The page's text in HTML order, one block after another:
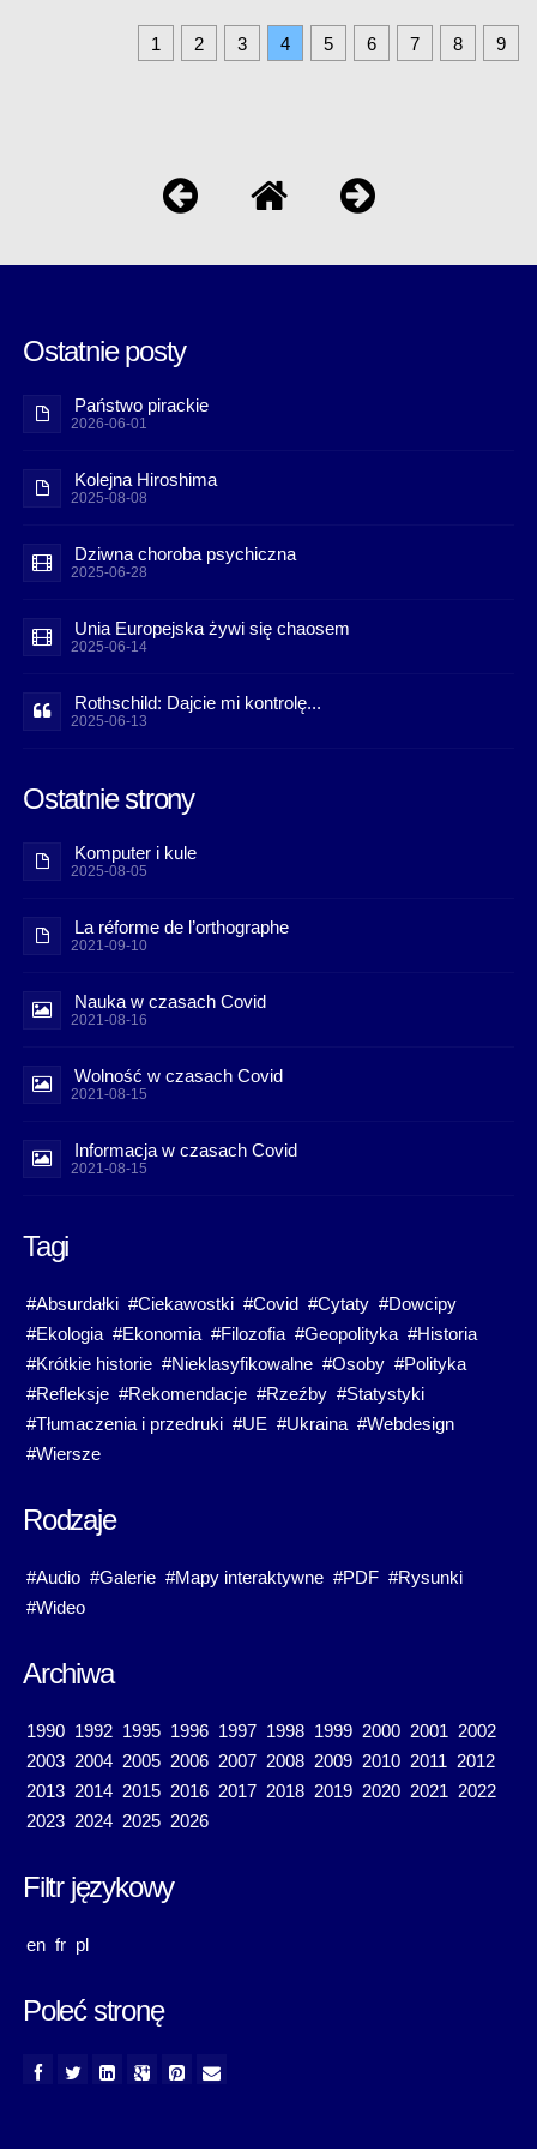
1 2 3 4 5 6 7 8 9
Ostatnie posty
Państwo pirackie
2026-06-01
Kolejna Hiroshima
2025-08-08
Dziwna choroba psychiczna
2025-06-28
Unia Europejska żywi się chaosem
2025-06-14
Rothschild: Dajcie mi kontrolę...
2025-06-13
Ostatnie strony
Komputer i kule
2025-08-05
La réforme de l’orthographe
2021-09-10
Nauka w czasach Covid
2021-08-16
Wolność w czasach Covid
2021-08-15
Informacja w czasach Covid
2021-08-15
Tagi
#Absurdałki #Ciekawostki #Covid #Cytaty #Dowcipy
#Ekologia #Ekonomia #Filozofia #Geopolityka #Historia
#Krótkie historie #Nieklasyfikowalne #Osoby #Polityka
#Refleksje #Rekomendacje #Rzeźby #Statystyki
#Tłumaczenia i przedruki #UE #Ukraina #Webdesign
#Wiersze
Rodzaje
#Audio #Galerie #Mapy interaktywne #PDF #Rysunki
#Wideo
Archiwa
1990 1992 1995 1996 1997 1998 1999 2000 2001 2002
2003 2004 2005 2006 2007 2008 2009 2010 2011 2012
2013 2014 2015 2016 2017 2018 2019 2020 2021 2022
2023 2024 2025 2026
Filtr językowy
en fr pl
Poleć stronę